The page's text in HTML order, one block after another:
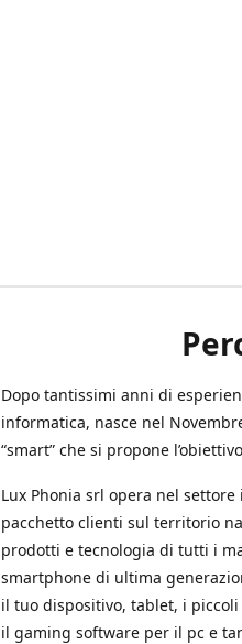
Dopo tantissimi anni di
informatica, nasce nel
“smart” che si propone
Lux Phonia srl opera nel
pacchetto clienti sul territorio
prodotti e tecnologia di tutti i
smartphone di ultima
il tuo dispositivo, tablet, i
il gaming software per il pc e